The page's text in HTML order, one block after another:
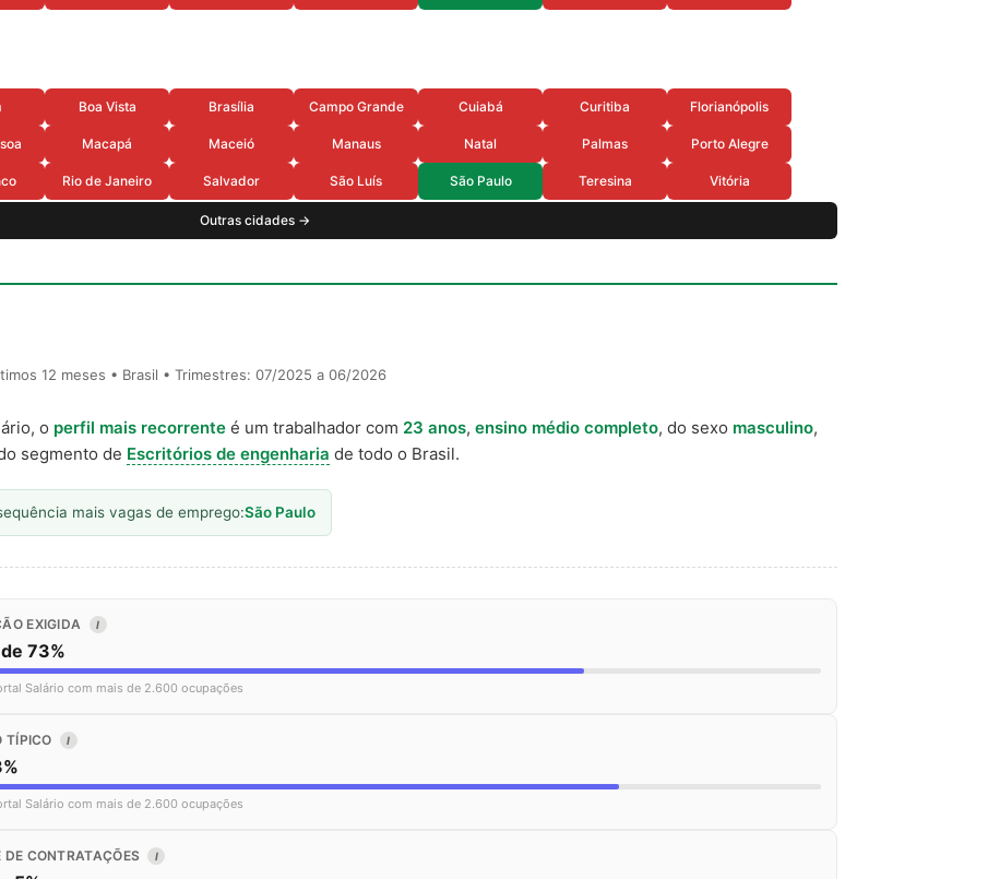
Boa Vista Brasília Campo Grande Cuiabá Curitiba Florianópolis
Macapá Maceió Manaus Natal Palmas Porto Alegre
Rio de Janeiro Salvador São Luís São Paulo Teresina Vitória
Outras cidades →
12 meses • Brasil • Trimestres: 07/2025 a 06/2026
o perfil mais recorrente é um trabalhador com 23 anos, ensino médio completo, do sexo masculino,
segmento de Escritórios de engenharia de todo o Brasil.
mais vagas de emprego:São Paulo
EXIGIDA I
73%
Salário com mais de 2.600 ocupações
TÍPICO I
Salário com mais de 2.600 ocupações
DE CONTRATAÇÕES I